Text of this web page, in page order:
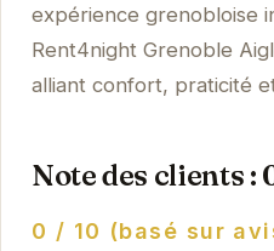
expérience grenobloise
Rent4night Grenoble
alliant confort, praticité
Note des clients :
0 / 10 (basé sur